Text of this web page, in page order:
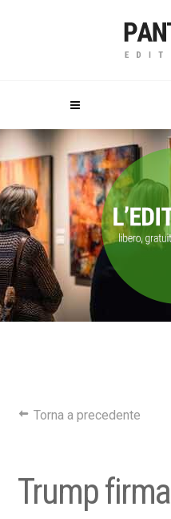
Torna a precedente
Trump